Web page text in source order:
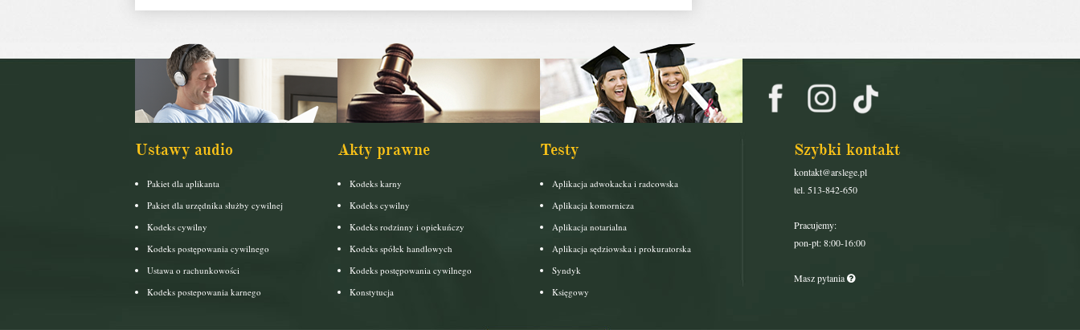
Ustawy audio
Pakiet dla aplikanta
Pakiet dla urzędnika służby cywilnej
Kodeks cywilny
Kodeks postępowania cywilnego
Ustawa o rachunkowości
Kodeks postepowania karnego
Akty prawne
Kodeks karny
Kodeks cywilny
Kodeks rodzinny i opiekuńczy
Kodeks spółek handlowych
Kodeks postępowania cywilnego
Konstytucja
Testy
Aplikacja adwokacka i radcowska
Aplikacja komornicza
Aplikacja notarialna
Aplikacja sędziowska i prokuratorska
Syndyk
Księgowy
Szybki kontakt
kontakt@arslege.pl
tel. 513-842-650
Pracujemy:
pon-pt: 8:00-16:00
Masz pytania